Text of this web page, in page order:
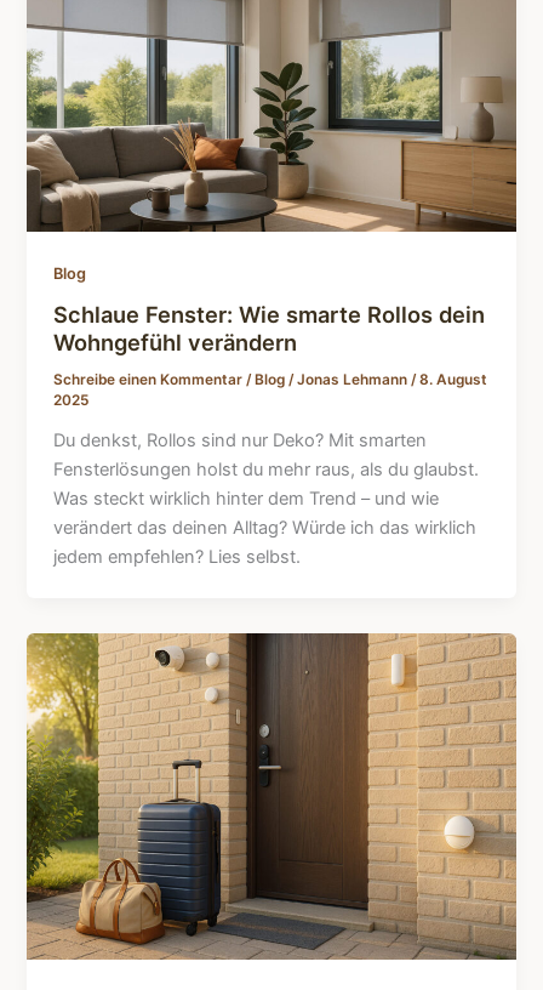
Blog
Schlaue Fenster: Wie smarte Rollos dein
Wohngefühl verändern
Schreibe einen Kommentar / Blog /Jonas Lehmann/8. August
2025
Du denkst, Rollos sind nur Deko? Mit smarten
Fensterlösungen holst du mehr raus, als du glaubst.
Was steckt wirklich hinter dem Trend – und wie
verändert das deinen Alltag? Würde ich das wirklich
jedem empfehlen? Lies selbst.